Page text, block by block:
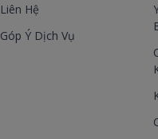
Liên Hệ
Góp Ý Dịch Vụ